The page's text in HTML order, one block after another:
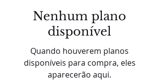
Nenhum plano
disponível
Quando houverem planos
disponíveis para compra, eles
aparecerão aqui.